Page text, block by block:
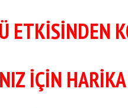
ETKİSİNDEN
İÇİN